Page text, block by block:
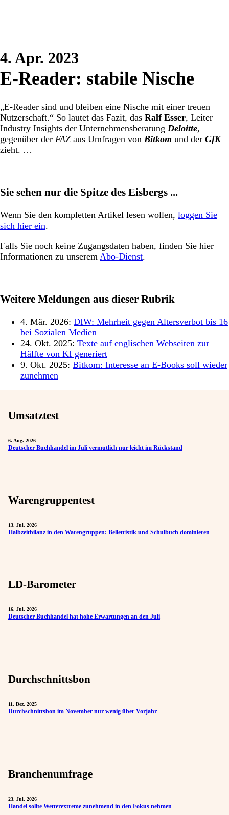
4. Apr. 2023
E-Reader: stabile Nische
„E-Reader sind und bleiben eine Nische mit einer treuen
Nutzerschaft.“ So lautet das Fazit, das Ralf Esser, Leiter
Industry Insights der Unternehmensberatung Deloitte,
gegenüber der FAZ aus Umfragen von Bitkom und der GfK
zieht. …
Sie sehen nur die Spitze des Eisbergs ...
Wenn Sie den kompletten Artikel lesen wollen, loggen Sie
sich hier ein.
Falls Sie noch keine Zugangsdaten haben, finden Sie hier
Informationen zu unserem Abo-Dienst.
Weitere Meldungen aus dieser Rubrik
4. Mär. 2026: DIW: Mehrheit gegen Altersverbot bis 16
bei Sozialen Medien
24. Okt. 2025: Texte auf englischen Webseiten zur
Hälfte von KI generiert
9. Okt. 2025: Bitkom: Interesse an E-Books soll wieder
zunehmen
Umsatztest
6. Aug. 2026
Deutscher Buchhandel im Juli vermutlich nur leicht im Rückstand
Warengruppentest
13. Jul. 2026
Halbzeitbilanz in den Warengruppen: Belletristik und Schulbuch dominieren
LD-Barometer
16. Jul. 2026
Deutscher Buchhandel hat hohe Erwartungen an den Juli
Durchschnittsbon
11. Dez. 2025
Durchschnittsbon im November nur wenig über Vorjahr
Branchenumfrage
23. Jul. 2026
Handel sollte Wetterextreme zunehmend in den Fokus nehmen